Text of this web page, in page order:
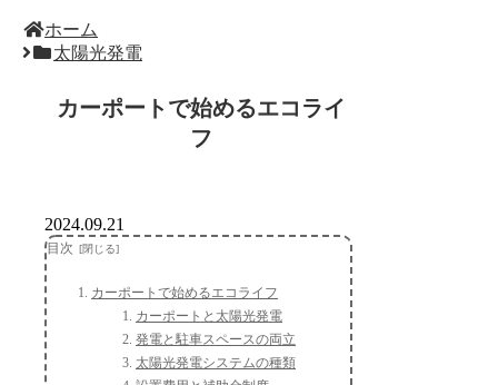
ホーム
太陽光発電
カーポートで始めるエコライ
フ
2024.09.21
目次
カーポートで始めるエコライフ
カーポートと太陽光発電
発電と駐車スペースの両立
太陽光発電システムの種類